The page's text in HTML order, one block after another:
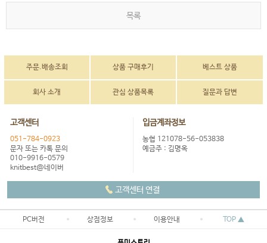
목록
주문.배송조회 상품 구매후기 베스트 상품
회사 소개 관심 상품목록 질문과 답변
고객센터
051-784-0923
문자 또는 카톡 문의
010-9916-0579
knitbest@네이버
입금계좌정보
농협 121078-56-053838
예금주 : 김명옥
고객센터 연결
PC버전 상점정보 이용안내 TOP ▲